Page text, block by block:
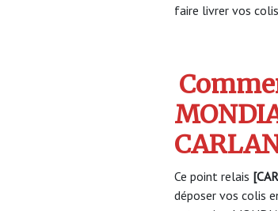
faire livrer vos
Ce point relais
déposer vos colis